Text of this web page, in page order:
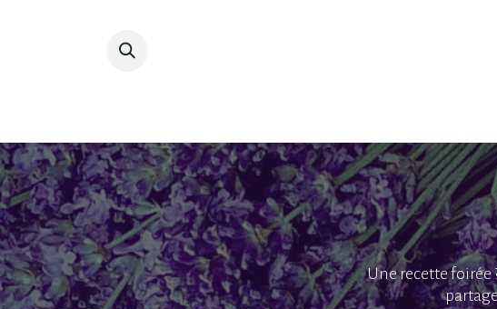
Une recette foirée